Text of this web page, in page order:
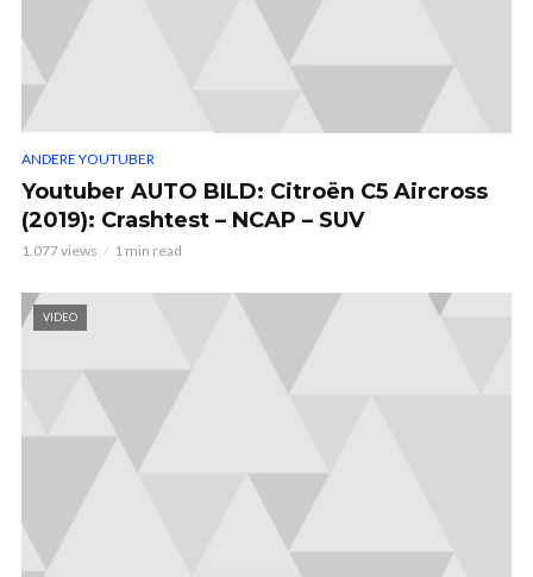
ANDERE YOUTUBER
Youtuber AUTO BILD: Citroën C5 Aircross
(2019): Crashtest – NCAP – SUV
1.077 views 1 min read
VIDEO